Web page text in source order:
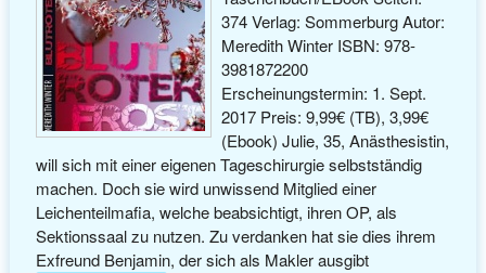
374 Verlag: Sommerburg Autor:
Meredith Winter ISBN: 978-
3981872200
Erscheinungstermin: 1. Sept.
2017 Preis: 9,99€ (TB), 3,99€
(Ebook) Julie, 35, Anästhesistin,
will sich mit einer eigenen Tageschirurgie selbstständig
machen. Doch sie wird unwissend Mitglied einer
Leichenteilmafia, welche beabsichtigt, ihren OP, als
Sektionssaal zu nutzen. Zu verdanken hat sie dies ihrem
Exfreund Benjamin, der sich als Makler ausgibt